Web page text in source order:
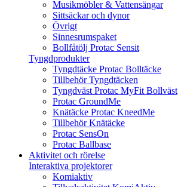
Musikmöbler & Vattensängar
Sittsäckar och dynor
Övrigt
Sinnesrumspaket
Bollfåtölj Protac Sensit
Tyngdprodukter
Tyngdtäcke Protac Bolltäcke
Tillbehör Tyngdtäcken
Tyngdväst Protac MyFit Bollväst
Protac GroundMe
Knätäcke Protac KneedMe
Tillbehör Knätäcke
Protac SensOn
Protac Ballbase
Aktivitet och rörelse
Interaktiva projektorer
Komiaktiv